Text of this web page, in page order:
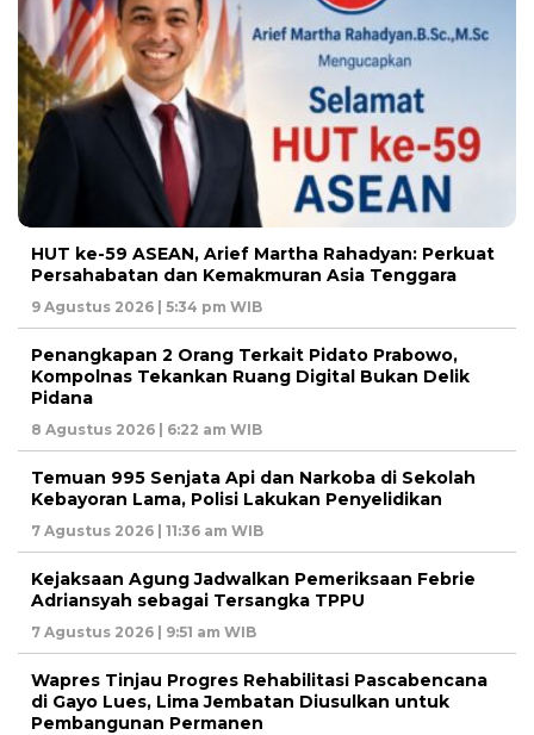
HUT ke-59 ASEAN, Arief Martha Rahadyan: Perkuat
Persahabatan dan Kemakmuran Asia Tenggara
9 Agustus 2026 | 5:34 pm WIB
Penangkapan 2 Orang Terkait Pidato Prabowo,
Kompolnas Tekankan Ruang Digital Bukan Delik
Pidana
8 Agustus 2026 | 6:22 am WIB
Temuan 995 Senjata Api dan Narkoba di Sekolah
Kebayoran Lama, Polisi Lakukan Penyelidikan
7 Agustus 2026 | 11:36 am WIB
Kejaksaan Agung Jadwalkan Pemeriksaan Febrie
Adriansyah sebagai Tersangka TPPU
7 Agustus 2026 | 9:51 am WIB
Wapres Tinjau Progres Rehabilitasi Pascabencana
di Gayo Lues, Lima Jembatan Diusulkan untuk
Pembangunan Permanen